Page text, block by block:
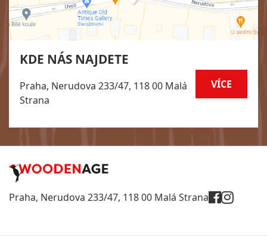
KDE NÁS NAJDETE
Praha, Nerudova 233/47, 118 00 Malá
Strana
VÍCE
Praha, Nerudova 233/47, 118 00 Malá Strana